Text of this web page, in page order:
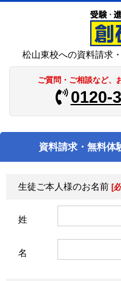
松山東校への資料請求
ご質問・ご相談など、
0120-
資料請求・無料体
生徒ご本人様のお名前 [
姓
名